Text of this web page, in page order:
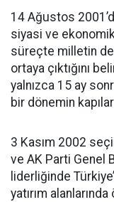
14 Ağustos
siyasi ve
süreçte milletin
ortaya çıktığını
yalnızca 15 ay
bir dönemin
3 Kasım 2002
ve AK Parti Genel
liderliğinde
yatırım